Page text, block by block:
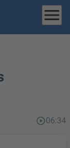
menu
play_circle_outline06:34